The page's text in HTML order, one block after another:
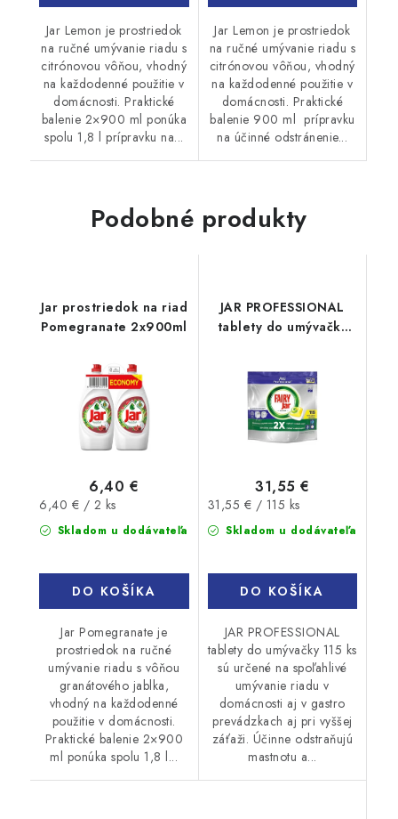
Jar Lemon je prostriedok
na ručné umývanie riadu s
citrónovou vôňou, vhodný
na každodenné použitie v
domácnosti. Praktické
balenie 2×900 ml ponúka
spolu 1,8 l prípravku na...
Jar Lemon je prostriedok
na ručné umývanie riadu s
citrónovou vôňou, vhodný
na každodenné použitie v
domácnosti. Praktické
balenie 900 ml prípravku
na účinné odstránenie...
Podobné produkty
Jar prostriedok na riad
Pomegranate 2x900ml
Skladom u dodávateľa
6,40 €
Jednotková
cena:
6,40 € / 2 ks
DO KOŠÍKA
Jar Pomegranate je
prostriedok na ručné
umývanie riadu s vôňou
granátového jablka,
vhodný na každodenné
použitie v domácnosti.
Praktické balenie 2×900
ml ponúka spolu 1,8 l...
JAR PROFESSIONAL
tablety do umývačky
Skladom u dodávateľa
31,55 €
Jednotková
cena:
31,55 € / 115 ks
DO KOŠÍKA
JAR PROFESSIONAL
tablety do umývačky 115 ks
sú určené na spoľahlivé
umývanie riadu v
domácnosti aj v gastro
prevádzkach aj pri vyššej
záťaži. Účinne odstraňujú
mastnotu a...